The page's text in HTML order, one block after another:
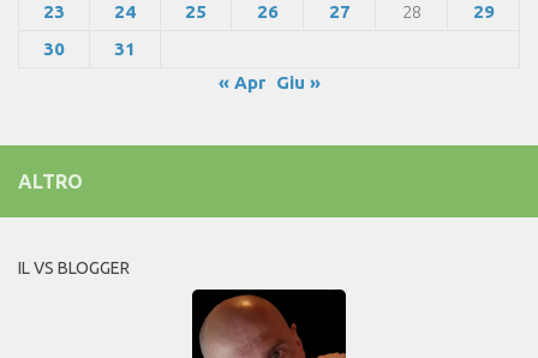
23
24 25 26 27 28
29
30
31
« Apr
Giu »
ALTRO
IL VS BLOGGER